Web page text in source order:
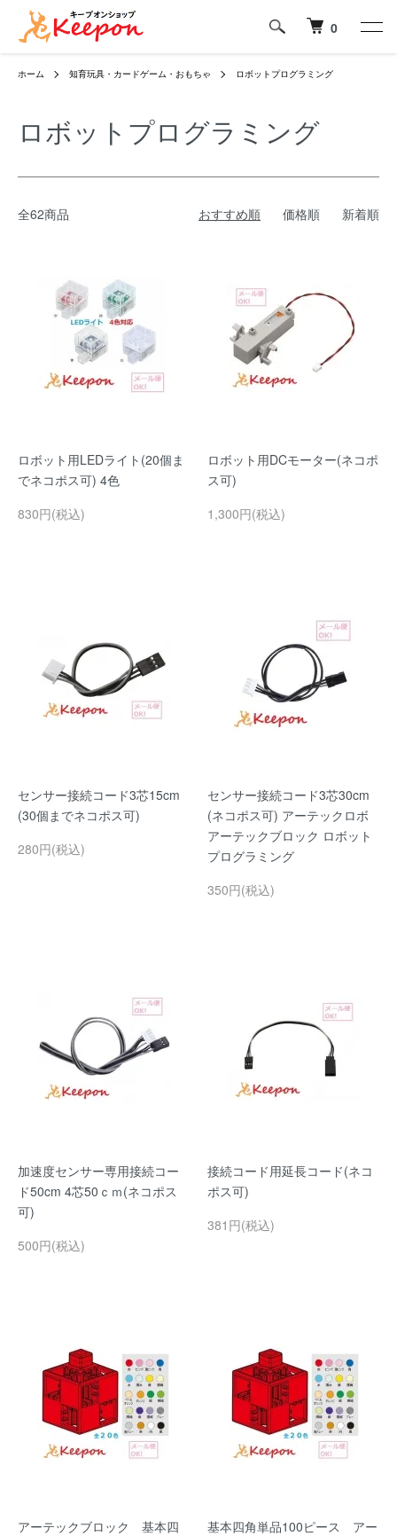
0
ホーム 知育玩具・カードゲーム・おもちゃ ロボットプログラミング
ロボットプログラミング
全62商品 おすすめ順 価格順 新着順
ロボット用LEDライト(20個ま
でネコポス可) 4色
830円(税込)
ロボット用DCモーター(ネコポ
ス可)
1,300円(税込)
センサー接続コード3芯15cm
(30個までネコポス可)
280円(税込)
センサー接続コード3芯30cm
(ネコポス可) アーテックロボ
アーテックブロック ロボット
プログラミング
350円(税込)
加速度センサー専用接続コー
ド50cm 4芯50ｃｍ(ネコポス
可)
500円(税込)
接続コード用延長コード(ネコ
ポス可)
381円(税込)
アーテックブロック 基本四
基本四角単品100ピース アー